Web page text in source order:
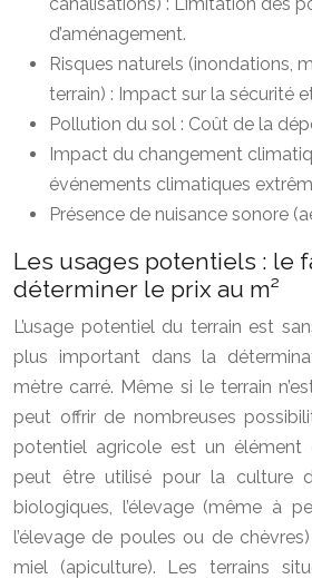
d’aménagement.
Risques naturels (inondations,
terrain) : Impact sur la sécurité
Pollution du sol : Coût de la
Impact du changement
événements climatiques
Présence de nuisance sonore
Les usages potentiels : le
déterminer le prix au m²
L’usage potentiel du terrain est
plus important dans la
mètre carré. Même si le terrain
peut offrir de nombreuses
potentiel agricole est un élément
peut être utilisé pour la culture
biologiques, l’élevage (même à
l’élevage de poules ou de
miel (apiculture). Les terrains